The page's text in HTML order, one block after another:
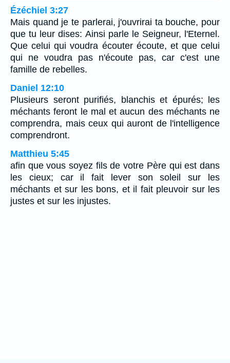
Ézéchiel 3:27
Mais quand je te parlerai, j'ouvrirai ta bouche, pour
que tu leur dises: Ainsi parle le Seigneur, l'Eternel.
Que celui qui voudra écouter écoute, et que celui
qui ne voudra pas n'écoute pas, car c'est une
famille de rebelles.
Daniel 12:10
Plusieurs seront purifiés, blanchis et épurés; les
méchants feront le mal et aucun des méchants ne
comprendra, mais ceux qui auront de l'intelligence
comprendront.
Matthieu 5:45
afin que vous soyez fils de votre Père qui est dans
les cieux; car il fait lever son soleil sur les
méchants et sur les bons, et il fait pleuvoir sur les
justes et sur les injustes.